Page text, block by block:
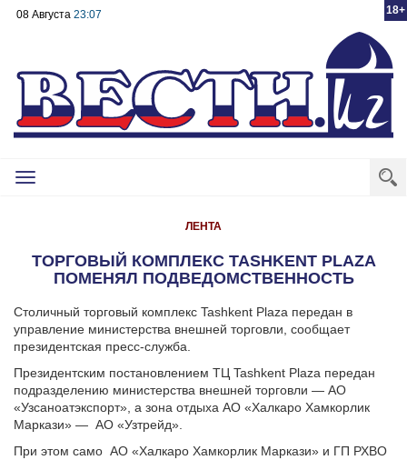
18+
08 Августа 23:07
Toggle
ЛЕНТА
ТОРГОВЫЙ КОМПЛЕКС TASHKENT PLAZA
ПОМЕНЯЛ ПОДВЕДОМСТВЕННОСТЬ
Столичный торговый комплекс Tashkent Plaza передан в
управление министерства внешней торговли, сообщает
президентская пресс-служба.
Президентским постановлением ТЦ Tashkent Plaza передан
подразделению министерства внешней торговли — АО
«Узсаноатэкспорт», а зона отдыха АО «Халкаро Хамкорлик
Маркази» — АО «Узтрейд».
При этом само АО «Халкаро Хамкорлик Маркази» и ГП РХВО